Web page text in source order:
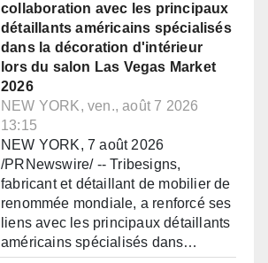
collaboration avec les principaux
détaillants américains spécialisés
dans la décoration d'intérieur
lors du salon Las Vegas Market
2026
NEW YORK, ven., août 7 2026
13:15
NEW YORK, 7 août 2026
/PRNewswire/ -- Tribesigns,
fabricant et détaillant de mobilier de
renommée mondiale, a renforcé ses
liens avec les principaux détaillants
américains spécialisés dans…